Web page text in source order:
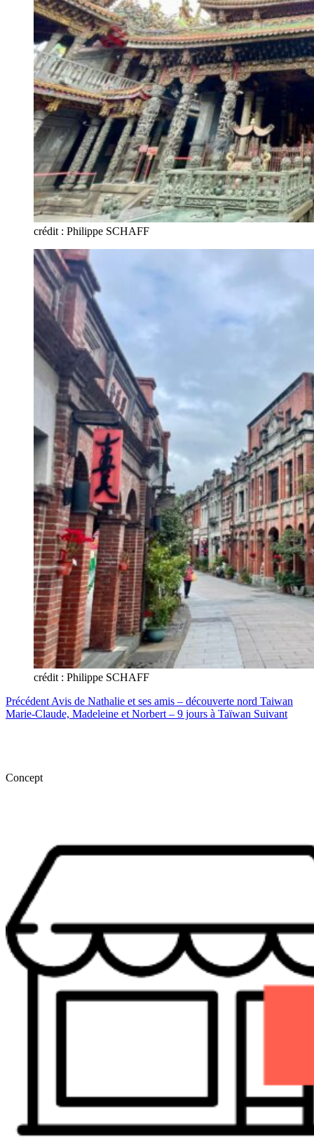
crédit : Philippe SCHAFF
crédit : Philippe SCHAFF
Précédent Avis de Nathalie et ses amis – découverte nord Taiwan
Marie-Claude, Madeleine et Norbert – 9 jours à Taïwan Suivant
Concept